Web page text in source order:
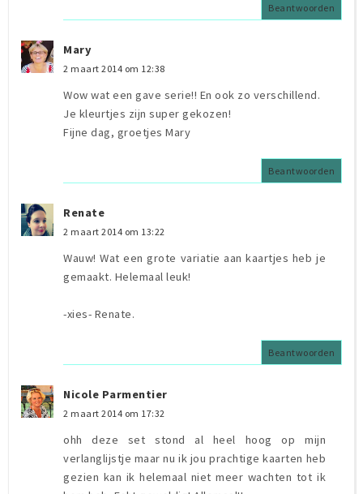
Beantwoorden
Mary
2 maart 2014 om 12:38
Wow wat een gave serie!! En ook zo verschillend.
Je kleurtjes zijn super gekozen!
Fijne dag, groetjes Mary
Beantwoorden
Renate
2 maart 2014 om 13:22
Wauw! Wat een grote variatie aan kaartjes heb je
gemaakt. Helemaal leuk!
-xies- Renate.
Beantwoorden
Nicole Parmentier
2 maart 2014 om 17:32
ohh deze set stond al heel hoog op mijn
verlanglijstje maar nu ik jou prachtige kaarten heb
gezien kan ik helemaal niet meer wachten tot ik